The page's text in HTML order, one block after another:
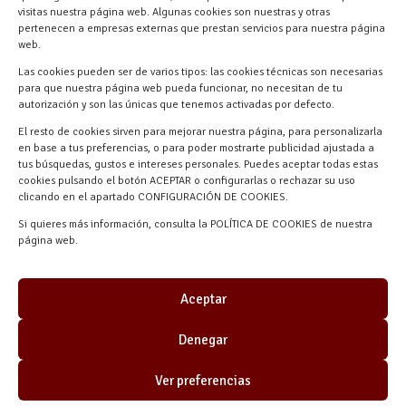
visitas nuestra página web. Algunas cookies son nuestras y otras
pertenecen a empresas externas que prestan servicios para nuestra página
web.
Las cookies pueden ser de varios tipos: las cookies técnicas son necesarias
para que nuestra página web pueda funcionar, no necesitan de tu
autorización y son las únicas que tenemos activadas por defecto.
El resto de cookies sirven para mejorar nuestra página, para personalizarla
en base a tus preferencias, o para poder mostrarte publicidad ajustada a
tus búsquedas, gustos e intereses personales. Puedes aceptar todas estas
cookies pulsando el botón ACEPTAR o configurarlas o rechazar su uso
clicando en el apartado CONFIGURACIÓN DE COOKIES.
Si quieres más información, consulta la POLÍTICA DE COOKIES de nuestra
página web.
Aceptar
Denegar
Ver preferencias
Turégano-Navas de Oro, 47, 40280
Navalmanzano, Segovia, ESPAÑA
Desarrollado por